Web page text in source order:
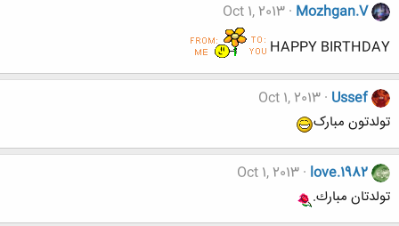
Mozhgan.V
Oct 1, 2013
HAPPY BIRTHDAY
Ussef
Oct 1, 2013
تولدتون مبارک
love.1982
Oct 1, 2013
تولدتان مبارك.